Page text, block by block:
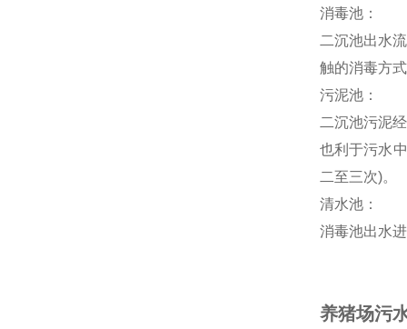
消毒池：
二沉池出水
触的消毒方
污泥池：
二沉池污泥
也利于污水
二至三次)。
清水池：
消毒池出水
养猪场污